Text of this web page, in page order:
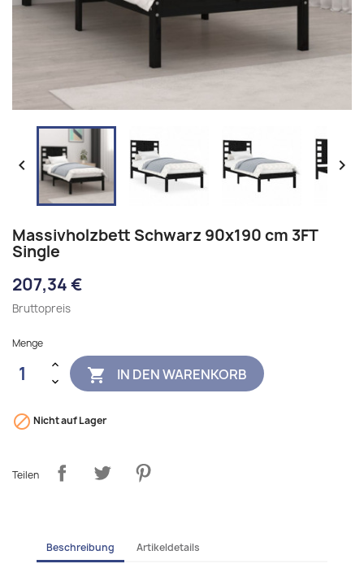
 
Massivholzbett Schwarz 90x190 cm 3FT
Single
207,34 €
Bruttopreis
Menge
 IN DEN WARENKORB
 Nicht auf Lager
Teilen
Beschreibung Artikeldetails